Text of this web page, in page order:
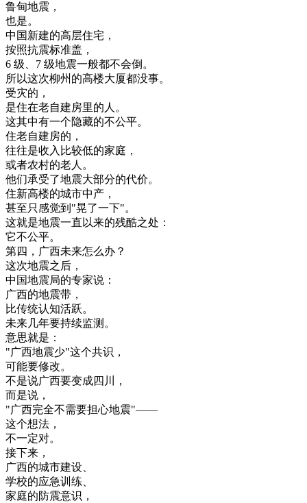
鲁甸地震 ，
也是。
中国新建的高层住宅 ，
按照抗震标准盖 ，
6 级、 7 级地震一般都不会倒 。
所以这次柳州 的高楼大厦都没事。
受灾的 ，
是住在老自建房里的人。
这其中有一个隐藏的不公平。
住老自建房的 ，
往往是收入 比较低的家庭 ，
或者农村的老人。
他们承受了地震大部分的代价。
住新高楼的城市中产 ，
甚至只感觉到 "晃了一下"。
这就是地震一直以来的残酷之处 ：
它不公平。
第四 ， 广西未来怎么办 ？
这次地震之后 ，
中国地震局的专家说 ：
广西的地震带 ，
比传统认知活跃。
未来几年要持续监测 。
意思就是 ：
"广西地震少"这个共识 ，
可能要修改。
不是说广西要变成四川
，
而是说 ，
"广西完全不需要担心地震"——
这个想法 ，
不一定对。
接下来 ，
广西的城市建设、
学校的应急训练、
家庭的防震意识 ，